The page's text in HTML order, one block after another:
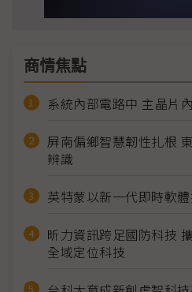
商情焦點
系統內部電路中 主晶片
屏南偏鄉智慧韌性扎根
辨識
英特蒙以新一代即時軟
昕力資訊跨足國防科技
全域定位科技